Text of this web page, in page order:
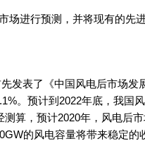
进行预测，并将现有的先
表了《中国风电后市场
。预计到2022年底，我国
算，预计2020年，风电后
的风电容量将带来稳定